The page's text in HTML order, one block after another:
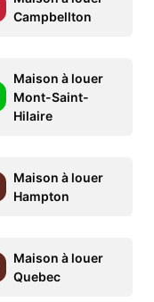
Campbellton
Maison à louer
Mont-Saint-
Hilaire
Maison à louer
Hampton
Maison à louer
Quebec